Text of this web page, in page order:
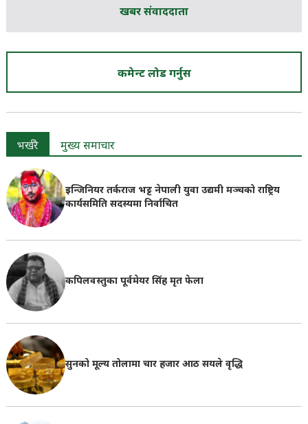
खबर संवाददाता
कमेन्ट लोड गर्नुस
भर्खरै मुख्य समाचार
इन्जिनियर तर्कराज भट्ट नेपाली युवा उद्यमी मञ्चको राष्ट्रिय
कार्यसमिति सदस्यमा निर्वाचित
कपिलवस्तुका पूर्वमेयर सिंह मृत फेला
सुनको मूल्य तोलामा चार हजार आठ सयले वृद्धि